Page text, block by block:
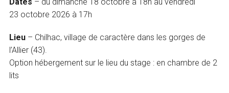
23 octobre 2026 à 17h
Lieu – Chilhac, village de caractère dans les gorges de
l’Allier (43).
Option hébergement sur le lieu du stage : en chambre de 2
lits